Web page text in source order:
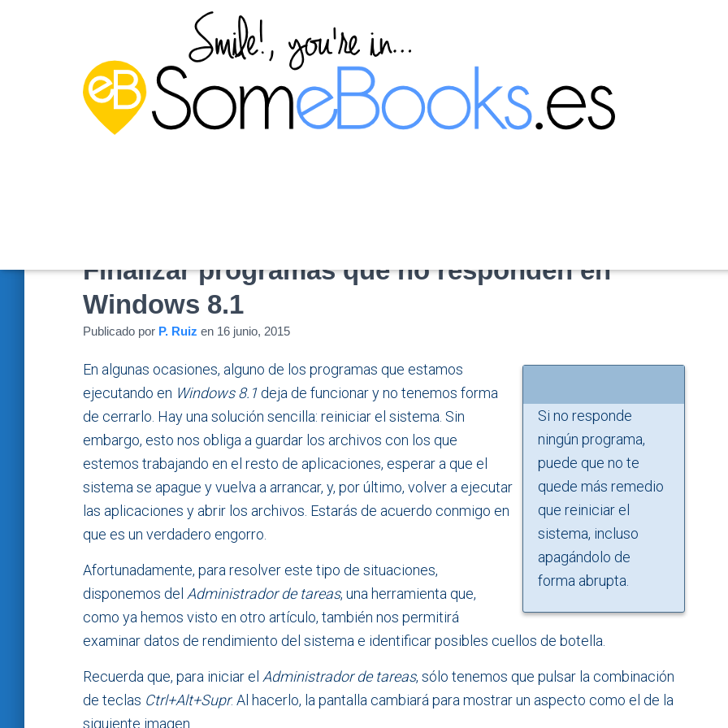
Finalizar programas que no responden en
Windows 8.1
Publicado por P. Ruiz en 16 junio, 2015
Si no responde
ningún programa,
puede que no te
quede más remedio
que reiniciar el
sistema, incluso
apagándolo de
forma abrupta.
En algunas ocasiones, alguno de los programas que estamos
ejecutando en Windows 8.1 deja de funcionar y no tenemos forma
de cerrarlo. Hay una solución sencilla: reiniciar el sistema. Sin
embargo, esto nos obliga a guardar los archivos con los que
estemos trabajando en el resto de aplicaciones, esperar a que el
sistema se apague y vuelva a arrancar, y, por último, volver a ejecutar
las aplicaciones y abrir los archivos. Estarás de acuerdo conmigo en
que es un verdadero engorro.
Afortunadamente, para resolver este tipo de situaciones,
disponemos del Administrador de tareas, una herramienta que,
como ya hemos visto en otro artículo, también nos permitirá
examinar datos de rendimiento del sistema e identificar posibles cuellos de botella.
Recuerda que, para iniciar el Administrador de tareas, sólo tenemos que pulsar la combinación
de teclas Ctrl+Alt+Supr. Al hacerlo, la pantalla cambiará para mostrar un aspecto como el de la
siguiente imagen.